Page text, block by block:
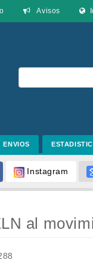
Avisos
ENVIOS
Instagram
al